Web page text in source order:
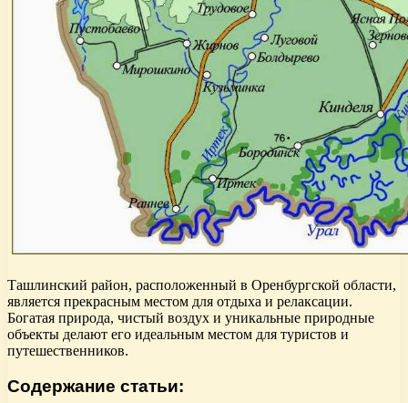
Ташлинский район, расположенный в Оренбургской области,
является прекрасным местом для отдыха и релаксации.
Богатая природа, чистый воздух и уникальные природные
объекты делают его идеальным местом для туристов и
путешественников.
Содержание статьи: